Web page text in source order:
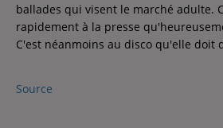
Régie Publicitaire
ballades qui visent le marché adulte.
rapidement à la presse
C'est néanmoins au disco qu'elle doit
Source